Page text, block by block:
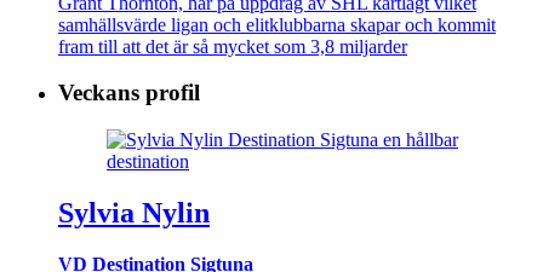
samhällsvärde ligan och elitklubbarna skapar och kommit
fram till att det är så mycket som 3,8 miljarder
Veckans profil
Sylvia Nylin
VD Destination Sigtuna